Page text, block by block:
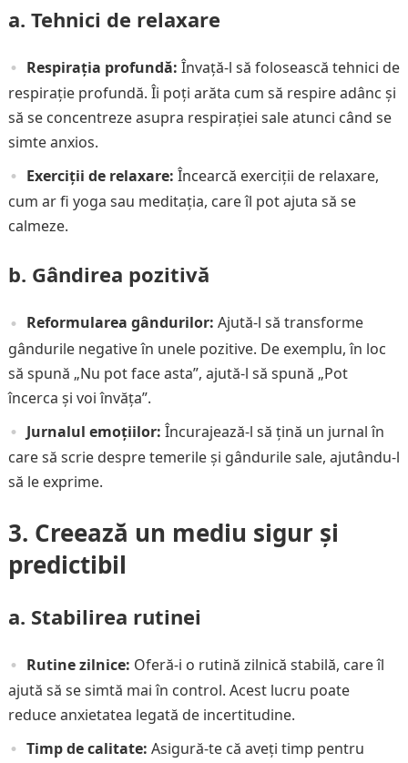
a. Tehnici de relaxare
Respirația profundă: Învață-l să folosească tehnici de
respirație profundă. Îi poți arăta cum să respire adânc și
să se concentreze asupra respirației sale atunci când se
simte anxios.
Exerciții de relaxare: Încearcă exerciții de relaxare,
cum ar fi yoga sau meditația, care îl pot ajuta să se
calmeze.
b. Gândirea pozitivă
Reformularea gândurilor: Ajută-l să transforme
gândurile negative în unele pozitive. De exemplu, în loc
să spună „Nu pot face asta”, ajută-l să spună „Pot
încerca și voi învăța”.
Jurnalul emoțiilor: Încurajează-l să țină un jurnal în
care să scrie despre temerile și gândurile sale, ajutându-l
să le exprime.
3. Creează un mediu sigur și
predictibil
a. Stabilirea rutinei
Rutine zilnice: Oferă-i o rutină zilnică stabilă, care îl
ajută să se simtă mai în control. Acest lucru poate
reduce anxietatea legată de incertitudine.
Timp de calitate: Asigură-te că aveți timp pentru